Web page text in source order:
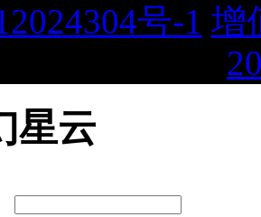
号-1 增
星云